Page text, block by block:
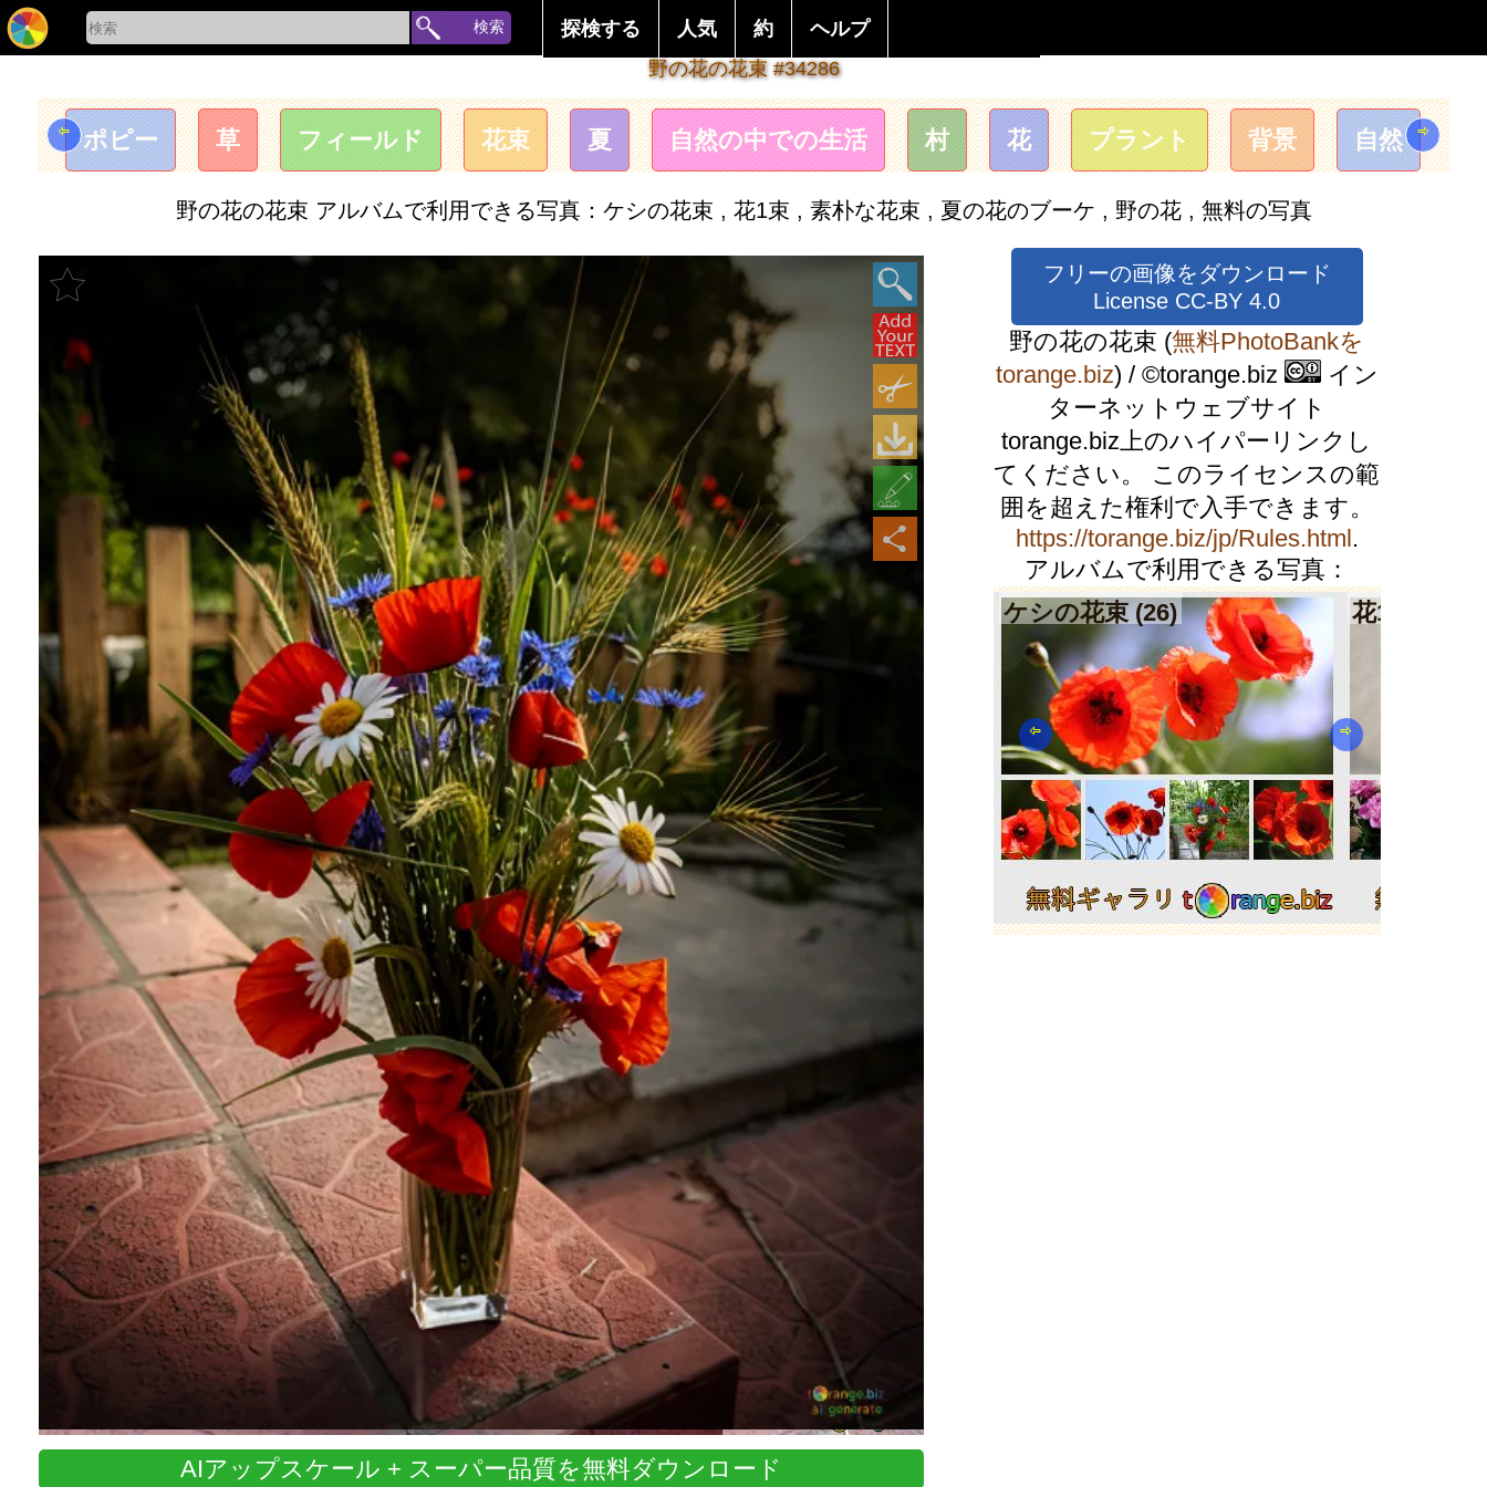
検索 探検する 人気 約
ヘルプ
野の花の花束 #34286
ポピー 草 フィールド 花束 夏 自然の中での生活 村 花 プラント 背景 自然
⇦ ⇨
野の花の花束 アルバムで利用できる写真：ケシの花束 , 花1束 , 素朴な花束 , 夏の花のブーケ , 野の花 , 無料の写真
AIアップスケール + スーパー品質を無料ダウンロード
フリーの画像をダウンロード
License CC-BY 4.0
野の花の花束 (無料PhotoBankを
torange.biz) / ©torange.biz
イン
ターネットウェブサイト
torange.biz上のハイパーリンクし
てください。 このライセンスの範
囲を超えた権利で入手できます。
https://torange.biz/jp/Rules.html.
アルバムで利用できる写真：
ケシの花束 (26)
花1束 (65)
⇦ ⇨